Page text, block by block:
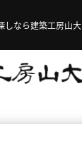
なら建築工房山